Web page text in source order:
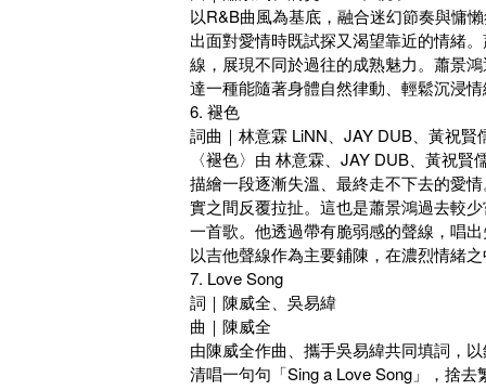
以R&B曲風為基底，融合迷幻節奏與慵
出面對愛情時既試探又渴望靠近的情緒
線，展現不同於過往的成熟魅力。蕭景
達一種能隨著身體自然律動、輕鬆沉浸
6. 褪色
詞曲｜林意霖 LiNN、JAY DUB、黃祝
〈褪色〉由 林意霖、JAY DUB、黃祝
描繪一段逐漸失溫、最終走不下去的愛
實之間反覆拉扯。這也是蕭景鴻過去較
一首歌。他透過帶有脆弱感的聲線，唱
以吉他聲線作為主要鋪陳，在濃烈情緒
7. Love Song
詞｜陳威全、吳易緯
曲｜陳威全
由陳威全作曲、攜手吳易緯共同填詞，
清唱一句句「Sing a Love Song」，捨